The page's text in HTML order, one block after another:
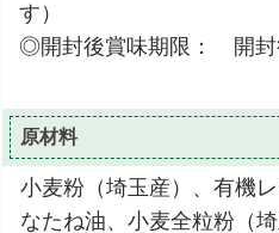
す）
◎開封後賞味期限： 開封
原材料
小麦粉（埼玉産）、有機
なたね油、小麦全粒粉（